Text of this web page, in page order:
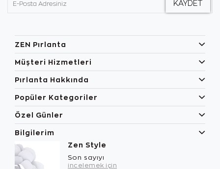
ZEN Pırlanta
Müşteri Hizmetleri
Pırlanta Hakkında
Popüler Kategoriler
Özel Günler
Bilgilerim
Zen Style
Son sayıyı
incelemek için